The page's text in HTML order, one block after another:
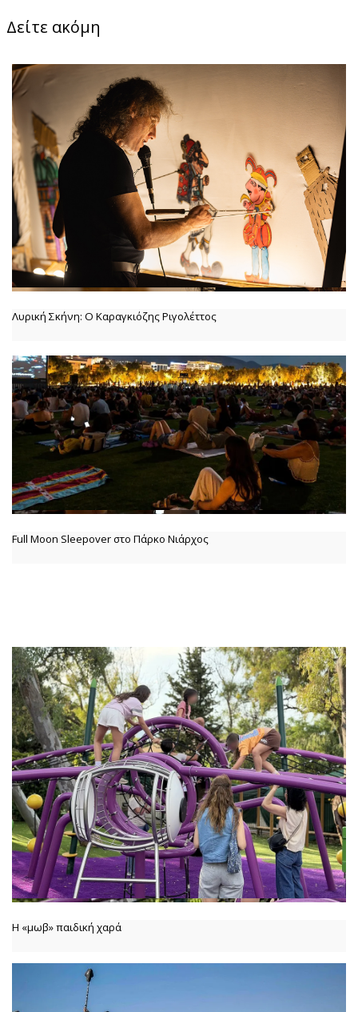
Δείτε ακόμη
Λυρική Σκήνη: Ο Καραγκιόζης Ριγολέττος
Full Moon Sleepover στο Πάρκο Νιάρχος
Η «μωβ» παιδική χαρά